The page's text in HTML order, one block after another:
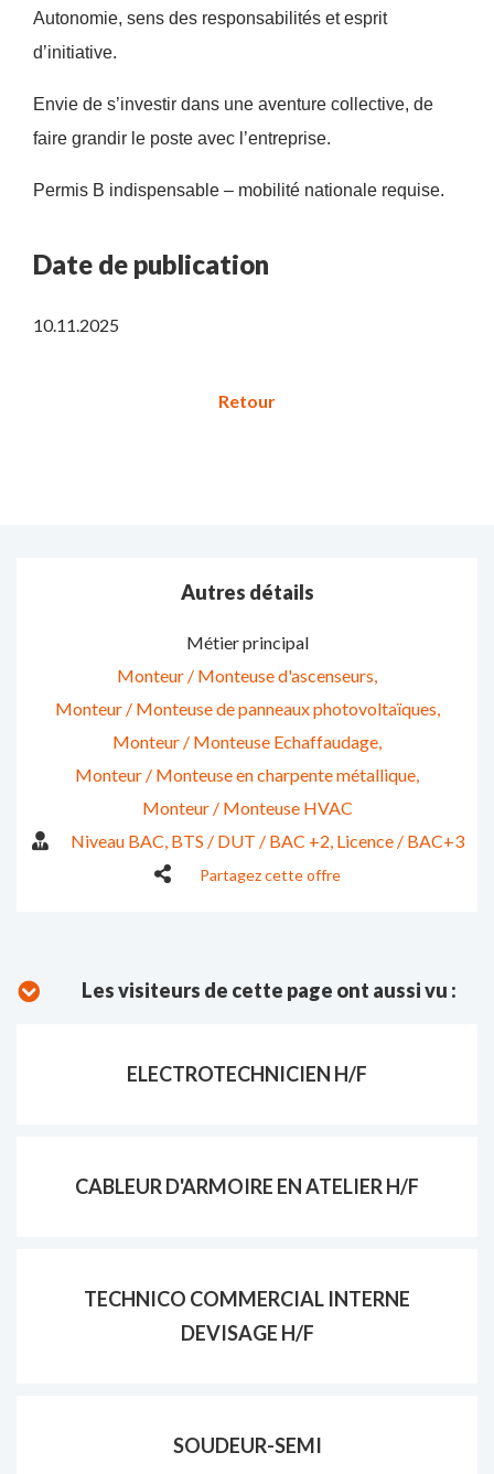
Autonomie, sens des responsabilités et esprit
d’initiative.
Envie de s’investir dans une aventure collective, de
faire grandir le poste avec l’entreprise.
Permis B indispensable – mobilité nationale requise.
Date de publication
10.11.2025
Autres détails
Métier principal
Monteur / Monteuse d'ascenseurs
Monteur / Monteuse de panneaux photovoltaïques
Monteur / Monteuse Echaffaudage
Monteur / Monteuse en charpente métallique
Monteur / Monteuse HVAC
Niveau BAC BTS / DUT / BAC +2 Licence / BAC+3
Partagez cette offre
Les visiteurs de cette page ont aussi vu :
ELECTROTECHNICIEN H/F
CABLEUR D'ARMOIRE EN ATELIER H/F
TECHNICO COMMERCIAL INTERNE
DEVISAGE H/F
SOUDEUR-SEMI